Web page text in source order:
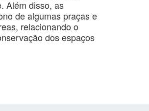
Além disso, as
de algumas praças e
relacionando o
dos espaços